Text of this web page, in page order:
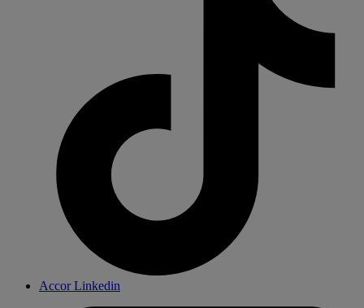
Accor Linkedin